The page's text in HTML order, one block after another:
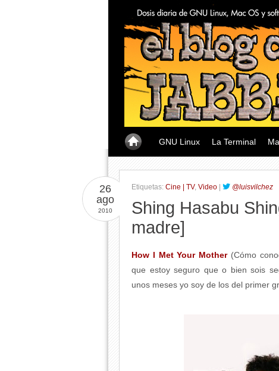
GNU Linux La Terminal
Etiquetas: Cine | TV, Video @luisvilchez
26
ago
2010
Shing Hasabu
madre]
How I Met Your Mother(Cómo
que estoy seguro que o bien sois
unos meses yo soy de los del primer